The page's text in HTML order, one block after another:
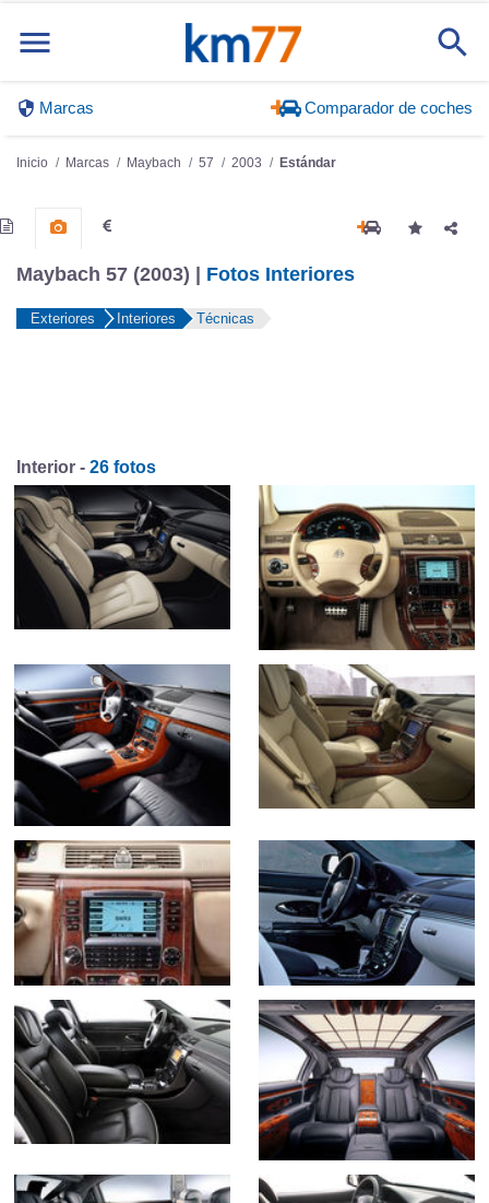
Marcas Comparador de coches
Inicio Marcas Maybach 57 2003 Estándar
Maybach 57 (2003) | Fotos Interiores
Exteriores Interiores Técnicas
Interior - 26 fotos